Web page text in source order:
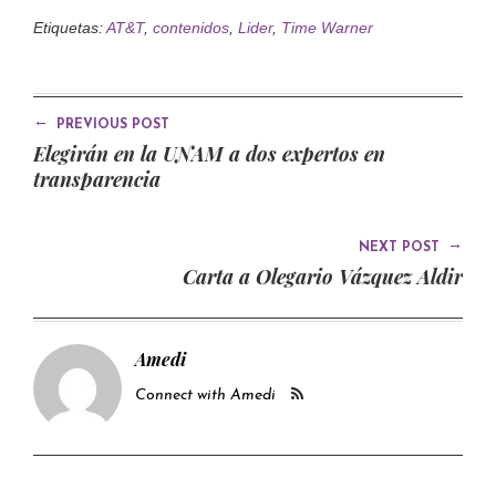
Etiquetas:AT&T, contenidos Lider, Time Warner
← PREVIOUS POST
Elegirán en la UNAM a dos expertos en
transparencia
NEXT POST →
Carta a Olegario Vázquez Aldir
Amedi
Connect with Amedi